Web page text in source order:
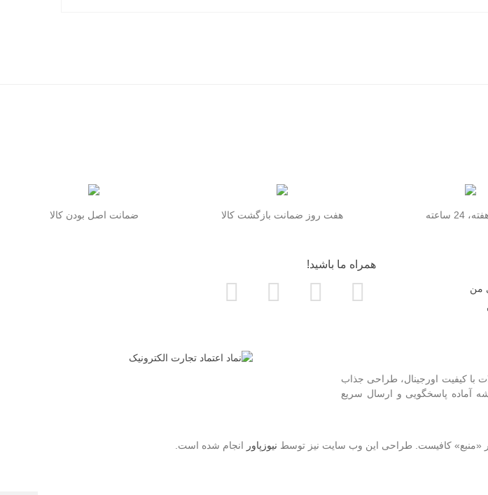
هفت روز ضمانت بازگشت کالا ضمانت اصل بودن کالا
من
همراه ما باشید!
با کیفیت اورجینال، طراحی جذاب
آماده پاسخگویی و ارسال سریع
«منبع» کافیست. طراحی این وب سایت نیز توسط نیوزپاور انجام شده است.